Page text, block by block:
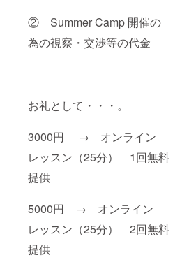
② Summer Camp 開催の
為の視察・交渉等の代金
お礼として・・・。
3000円 → オンライン
レッスン（25分） 1回無料
提供
5000円 → オンライン
レッスン（25分） 2回無料
提供